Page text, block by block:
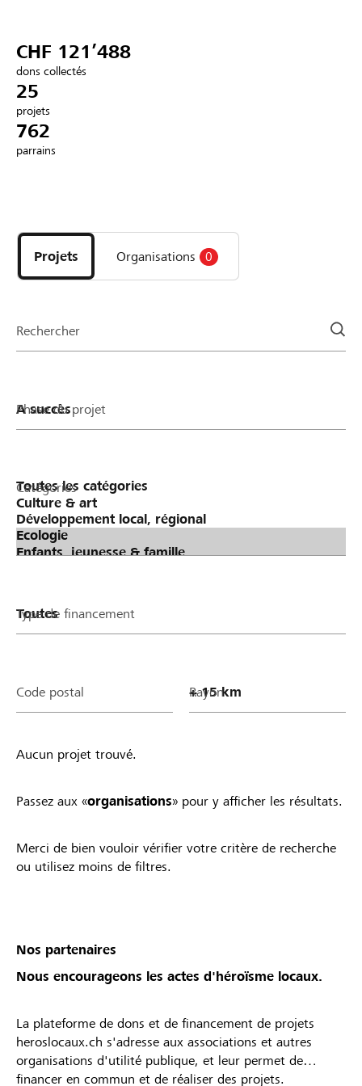
Se connecter
DE FR IT
CHF 121’488
dons collectés
25
projets
762
parrains
les
projets
et
la
Projets Organisations 0
Rechercher
Phase du projet
Catégories
Type de financement
Code postal Rayon
Aucun projet trouvé.
Passez aux «organisations» pour y afficher les résultats.
Merci de bien vouloir vérifier votre critère de recherche
ou utilisez moins de filtres.
Nos partenaires
Nous encourageons les actes d'héroïsme locaux.
La plateforme de dons et de financement de projets
heroslocaux.ch s'adresse aux associations et autres
organisations d'utilité publique, et leur permet de
financer en commun et de réaliser des projets.